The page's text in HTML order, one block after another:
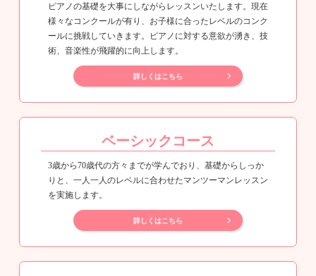
ピアノの基礎を大事にしながらレッスンいたします。現在
様々なコンクールが有り、お子様に合ったレベルのコンク
ールに挑戦していきます。ピアノに対する意欲が湧き、技
術、音楽性が飛躍的に向上します。
詳しくはこちら
ベーシックコース
3歳から70歳代の方々までが学んでおり、基礎からしっか
りと、一人一人のレベルに合わせたマンツーマンレッスン
を実施します。
詳しくはこちら